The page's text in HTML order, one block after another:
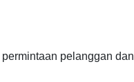
pelanggan